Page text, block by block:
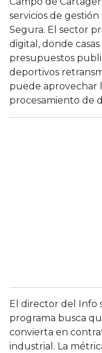
servicios de
Segura. El sector
digital, donde
presupuestos
deportivos
puede aprovechar
procesamiento de
El director del Info
programa busca
convierta en
industrial. La